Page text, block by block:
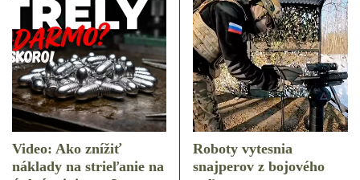
Video: Ako znížiť
náklady na strieľanie na
Roboty vytesnia
snajperov z bojového